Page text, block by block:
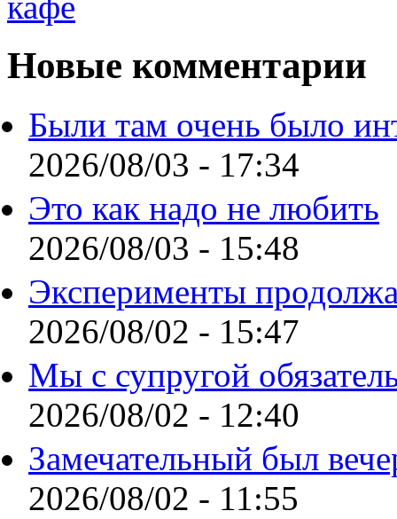
Новые комментарии
Были там очень было
2026/08/03 - 17:34
Это как надо не любить
2026/08/03 - 15:48
Эксперименты
2026/08/02 - 15:47
Мы с супругой
2026/08/02 - 12:40
Замечательный был
2026/08/02 - 11:55